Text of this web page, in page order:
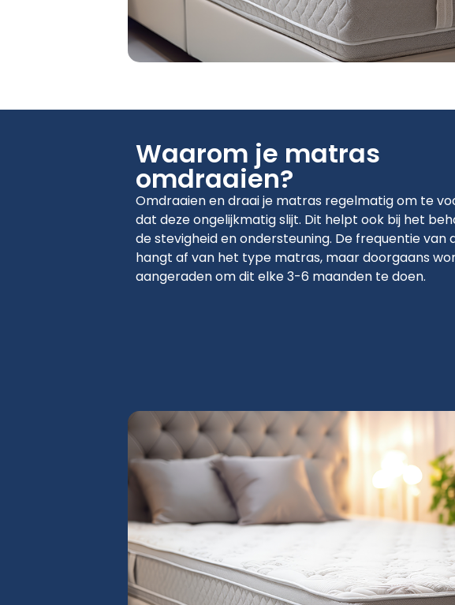
Waarom je matras
omdraaien?
Omdraaien en draai je matras regelmatig om te
dat deze ongelijkmatig slijt. Dit helpt ook bij het
de stevigheid en ondersteuning. De frequentie van
hangt af van het type matras, maar doorgaans
aangeraden om dit elke 3-6 maanden te doen.